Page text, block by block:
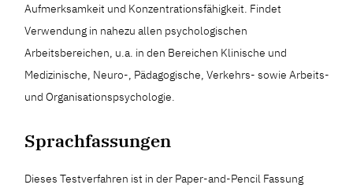
Aufmerksamkeit und Konzentrationsfähigkeit. Findet
Verwendung in nahezu allen psychologischen
Arbeitsbereichen, u.a. in den Bereichen Klinische und
Medizinische, Neuro-, Pädagogische, Verkehrs- sowie Arbeits-
und Organisationspsychologie.
Sprachfassungen
Dieses Testverfahren ist in der Paper-and-Pencil Fassung